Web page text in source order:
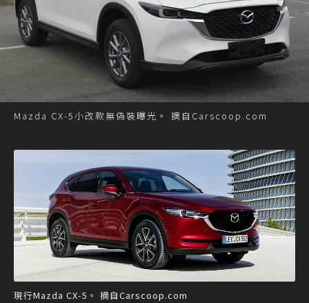
Mazda CX-5小改款無偽裝曝光。 摘自Carscoop.com
現行Mazda CX-5。 摘自Carscoop.com